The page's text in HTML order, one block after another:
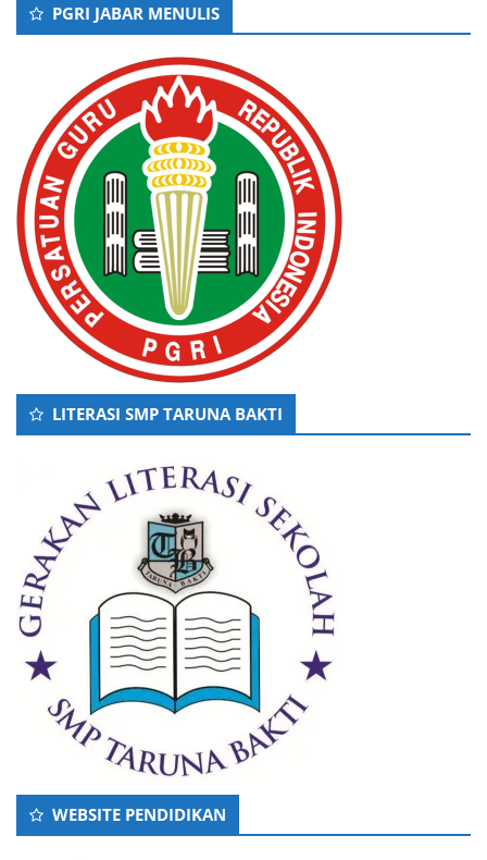
PGRI JABAR MENULIS
LITERASI SMP TARUNA BAKTI
WEBSITE PENDIDIKAN